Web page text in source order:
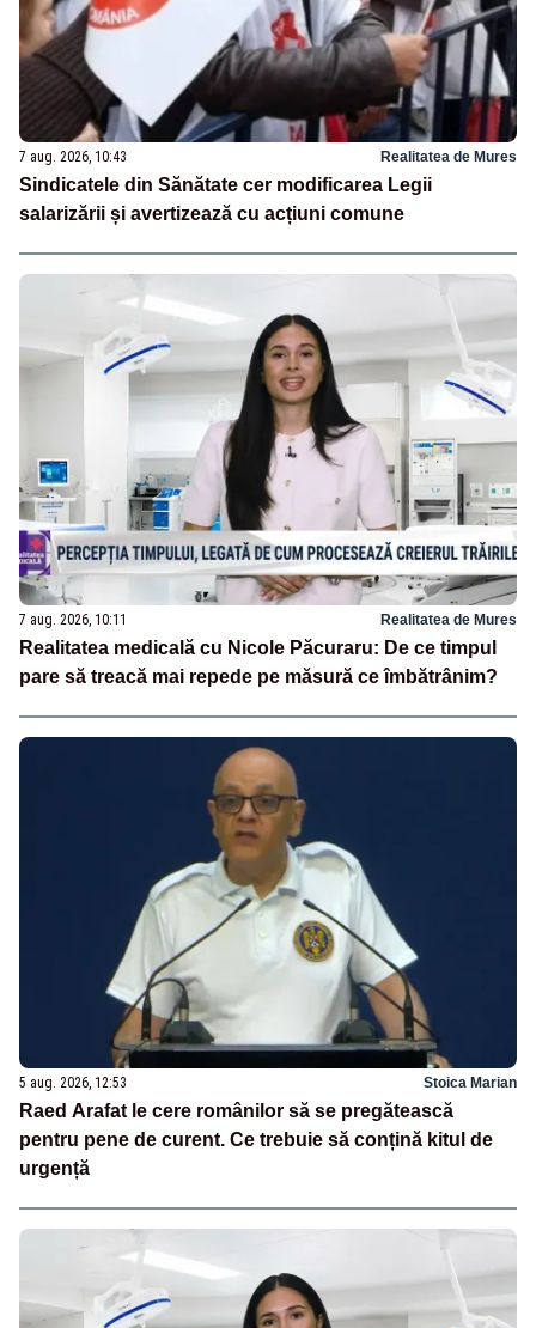
7 aug. 2026, 10:43 Realitatea de Mures
Sindicatele din Sănătate cer modificarea Legii
salarizării și avertizează cu acțiuni comune
7 aug. 2026, 10:11 Realitatea de Mures
Realitatea medicală cu Nicole Păcuraru: De ce timpul
pare să treacă mai repede pe măsură ce îmbătrânim?
5 aug. 2026, 12:53 Stoica Marian
Raed Arafat le cere românilor să se pregătească
pentru pene de curent. Ce trebuie să conțină kitul de
urgență